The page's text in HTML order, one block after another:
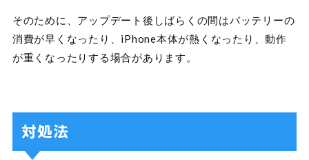
そのために、アップデート後しばらくの間はバッテリーの
消費が早くなったり、iPhone本体が熱くなったり、動作
が重くなったりする場合があります。
対処法